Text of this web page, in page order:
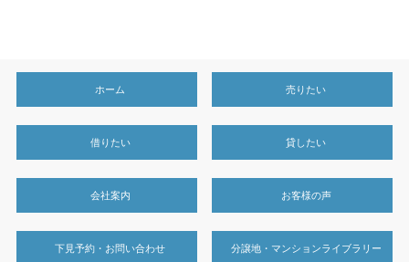
ホーム 売りたい
借りたい 貸したい
会社案内 お客様の声
下見予約・お問い合わせ 分譲地・マンションライブラリー